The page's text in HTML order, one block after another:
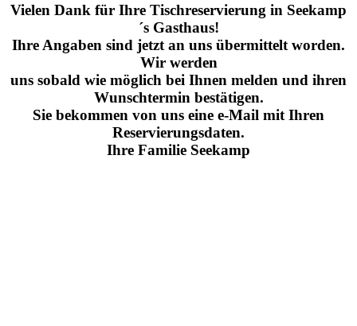
Vielen Dank für Ihre Tischreservierung in Seekamp
´s Gasthaus!
Ihre Angaben sind jetzt an uns übermittelt worden.
Wir werden
uns sobald wie möglich bei Ihnen melden und ihren
Wunschtermin bestätigen.
Sie bekommen von uns eine e-Mail mit Ihren
Reservierungsdaten.
Ihre Familie Seekamp